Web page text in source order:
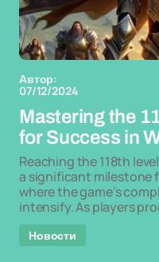
Автор:
07/12/2024
Mastering the
for Success in
Reaching the 118th
a significant milestone
where the game’s
intensify. As players
Новости